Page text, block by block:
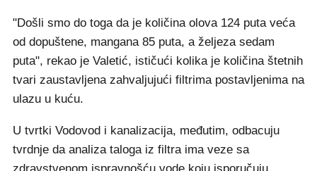
"Došli smo do toga da je količina olova 124 puta veća
od dopuštene, mangana 85 puta, a željeza sedam
puta", rekao je Valetić, ističući kolika je količina štetnih
tvari zaustavljena zahvaljujući filtrima postavljenima na
ulazu u kuću.
U tvrtki Vodovod i kanalizacija, međutim, odbacuju
tvrdnje da analiza taloga iz filtra ima veze sa